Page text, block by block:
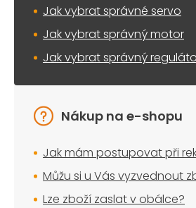
s
u
Jak vybrat správné servo
Jak vybrat správný motor
Jak vybrat správný
Nákup na e-shopu
Jak mám postupovat při
Můžu si u Vás vyzvednout
Lze zboží zaslat v obálce?